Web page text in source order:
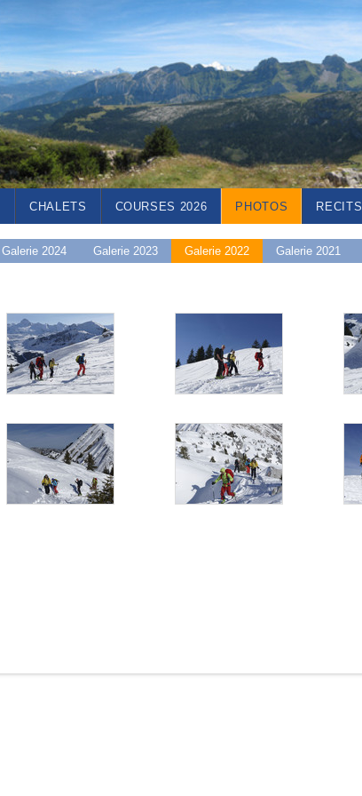
CHALETS COURSES 2026 PHOTOS RECITS
Galerie 2024 Galerie 2023 Galerie 2022 Galerie 2021